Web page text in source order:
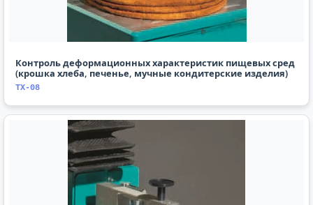
Контроль деформационных характеристик пищевых сред
(крошка хлеба, печенье, мучные кондитерские изделия)
TX-08